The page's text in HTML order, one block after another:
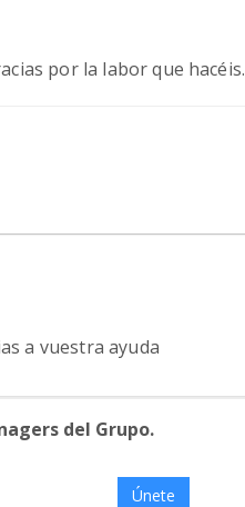
por la labor que hacéis.
a vuestra ayuda
del Grupo.
Únete